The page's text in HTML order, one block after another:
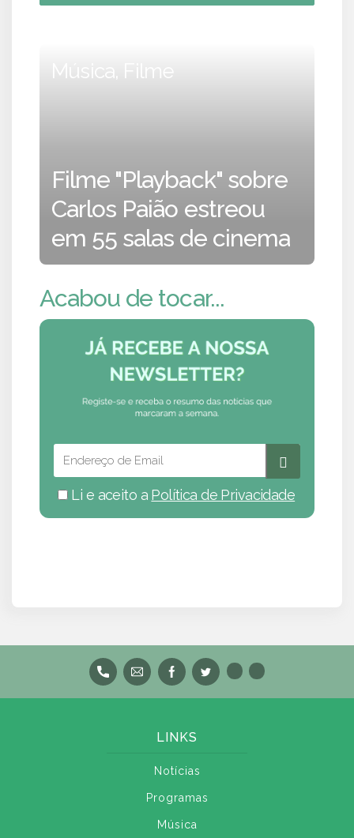
Música, Filme
Filme "Playback" sobre
Carlos Paião estreou
em 55 salas de cinema
Acabou de tocar...
Li e aceito a Política de Privacidade
LINKS
Notícias
Programas
Música